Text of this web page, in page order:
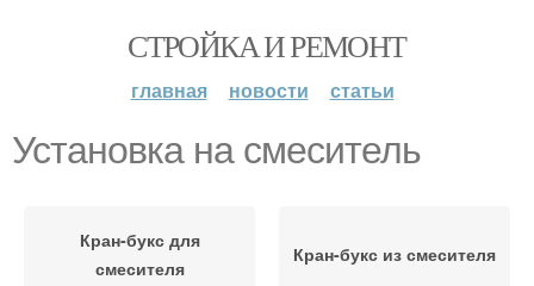
СТРОЙКА И РЕМОНТ
главная новости статьи
Установка на смеситель
Кран-букс для
смесителя
Кран-букс из смесителя